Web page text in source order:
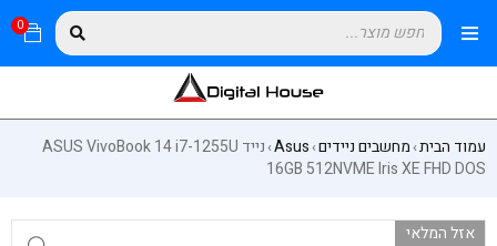
0
עמוד הבית›מחשבים ניידים›
Asus
›
נייד ASUS VivoBook 14 i7-1255U
16GB 512NVME Iris XE FHD DOS
אזל המלאי